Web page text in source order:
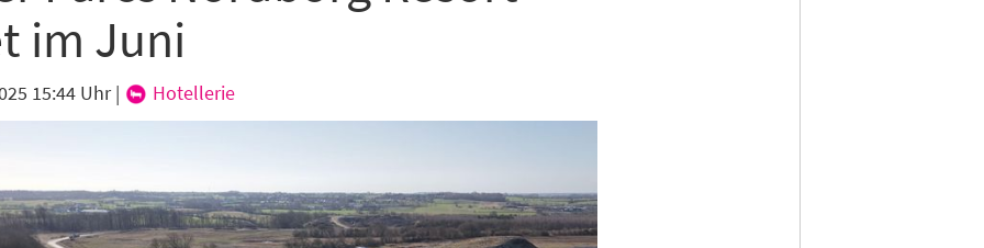
im Juni
15:44 Uhr| Hotellerie
Newsletter (gegen 8.30 Uhr)
Danke, heute nicht